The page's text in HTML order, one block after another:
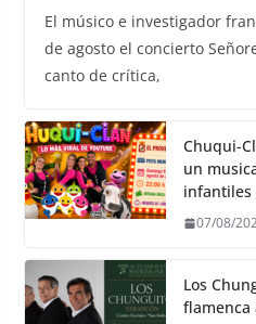
El músico e investigador
de agosto el concierto
canto de crítica,
Chuqui-
un
infantiles
07/08/
Los
flamenca